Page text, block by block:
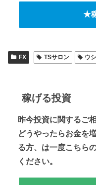
★
FX TSサロン ウ
稼げる投資
昨今投資に関するご
どうやったらお金を
る方、は一度こちら
ください。